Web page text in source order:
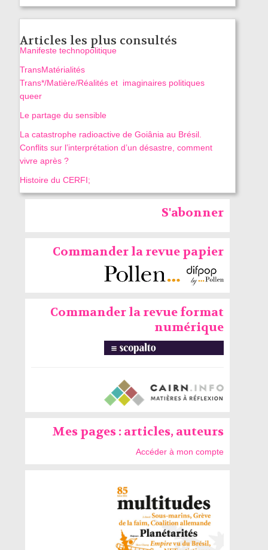
Articles les plus consultés
Manifeste technopolitique
TransMatérialités
Trans*/Matière/Réalités et imaginaires politiques
queer
Le partage du sensible
La catastrophe radioactive de Goiânia au Brésil.
Conflits sur l’interprétation d’un désastre, comment
vivre après ?
Histoire du CERFI;
S'abonner
Commander la revue papier
Commander la revue format
numérique
Mes pages : articles, auteurs
Accéder à mon compte